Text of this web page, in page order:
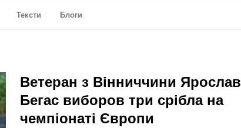
Тексти Блоги
Ветеран з Вінниччини Ярослав
Бегас виборов три срібла на
чемпіонаті Європи